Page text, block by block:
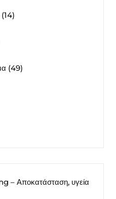
1414
4949
– Αποκατάσταση, υγεία